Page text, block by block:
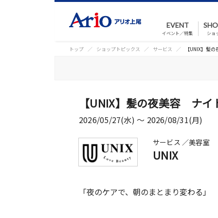
EVENT
イベント／特集 ショ
トップ ショップトピックス サービス 【UNIX】髪
【UNIX】髪の夜美容 ナイ
2026/05/27(水) 〜 2026/08/31(月)
サービス ／美容室
UNIX
「夜のケアで、朝のまとまり変わる」